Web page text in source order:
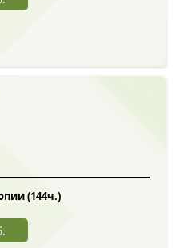
(144ч.)
на обработку своих